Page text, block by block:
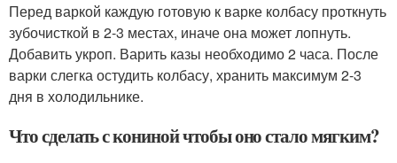
Перед варкой каждую готовую к варке колбасу проткнуть
зубочисткой в 2-3 местах, иначе она может лопнуть.
Добавить укроп. Варить казы необходимо 2 часа. После
варки слегка остудить колбасу, хранить максимум 2-3
дня в холодильнике.
Что сделать с кониной чтобы оно стало мягким?